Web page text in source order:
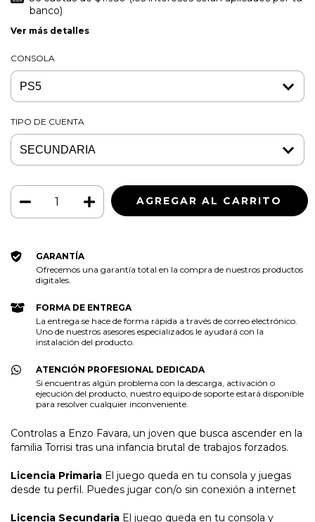
banco)
Ver más detalles
CONSOLA
TIPO DE CUENTA
GARANTÍA
Ofrecemos una garantía total en la compra de nuestros productos
digitales.
FORMA DE ENTREGA
La entrega se hace de forma rápida a través de correo electrónico.
Uno de nuestros asesores especializados le ayudará con la
instalación del producto.
ATENCIÓN PROFESIONAL DEDICADA
Si encuentras algún problema con la descarga, activación o
ejecución del producto, nuestro equipo de soporte estará disponible
para resolver cualquier inconveniente.
Controlas a Enzo Favara, un joven que busca ascender en la
familia Torrisi tras una infancia brutal de trabajos forzados.
Licencia Primaria El juego queda en tu consola y juegas
desde tu perfil. Puedes jugar con/o sin conexión a internet
Licencia Secundaria El juego queda en tu consola y